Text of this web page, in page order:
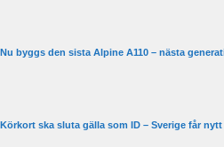
Nu byggs den sista Alpine A110 – nästa
Körkort ska sluta gälla som ID – Sverige får